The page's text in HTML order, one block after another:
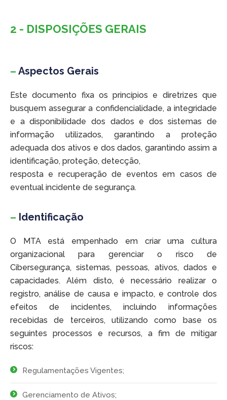
2 - DISPOSIÇÕES GERAIS
– Aspectos Gerais
Este documento fixa os princípios e diretrizes que
busquem assegurar a confidencialidade, a integridade
e a disponibilidade dos dados e dos sistemas de
informação utilizados, garantindo a proteção
adequada dos ativos e dos dados, garantindo assim a
identificação, proteção, detecção,
resposta e recuperação de eventos em casos de
eventual incidente de segurança.
– Identificação
O MTA está empenhado em criar uma cultura
organizacional para gerenciar o risco de
Cibersegurança, sistemas, pessoas, ativos, dados e
capacidades. Além disto, é necessário realizar o
registro, análise de causa e impacto, e controle dos
efeitos de incidentes, incluindo informações
recebidas de terceiros, utilizando como base os
seguintes processos e recursos, a fim de mitigar
riscos:
Regulamentações Vigentes;
Gerenciamento de Ativos;